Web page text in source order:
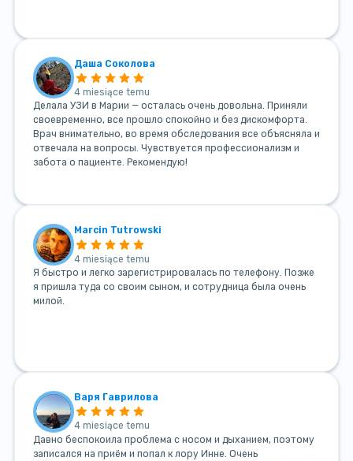
Даша Соколова
4 miesiące temu
Делала УЗИ в Марии — осталась очень довольна. Приняли
своевременно, все прошло спокойно и без дискомфорта.
Врач внимательно, во время обследования все объясняла и
отвечала на вопросы. Чувствуется профессионализм и
забота о пациенте. Рекомендую!
Marcin Tutrowski
4 miesiące temu
Я быстро и легко зарегистрировалась по телефону. Позже
я пришла туда со своим сыном, и сотрудница была очень
милой.
Варя Гаврилова
4 miesiące temu
Давно беспокоила проблема с носом и дыханием, поэтому
записался на приём и попал к лору Инне. Очень